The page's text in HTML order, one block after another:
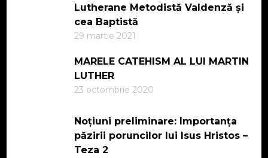
Lutherane Metodistă Valdenză și
cea Baptistă
29 martie 2021
MARELE CATEHISM AL LUI MARTIN
LUTHER
23 octombrie 2020
Noțiuni preliminare: Importanța
păzirii poruncilor lui Isus Hristos –
Teza 2